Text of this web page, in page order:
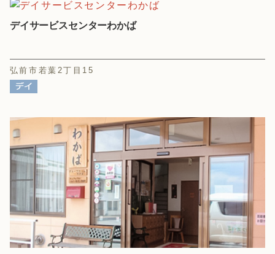
デイサービスセンターわかば
弘前市若葉2丁目15